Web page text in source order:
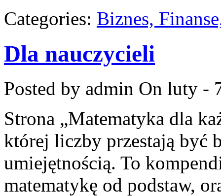
Categories: Biznes,
Dla nauczycieli
Posted by admin On luty -
Strona „Matematyka dla
której liczby przestają być
umiejętnością. To
matematykę od podstaw,